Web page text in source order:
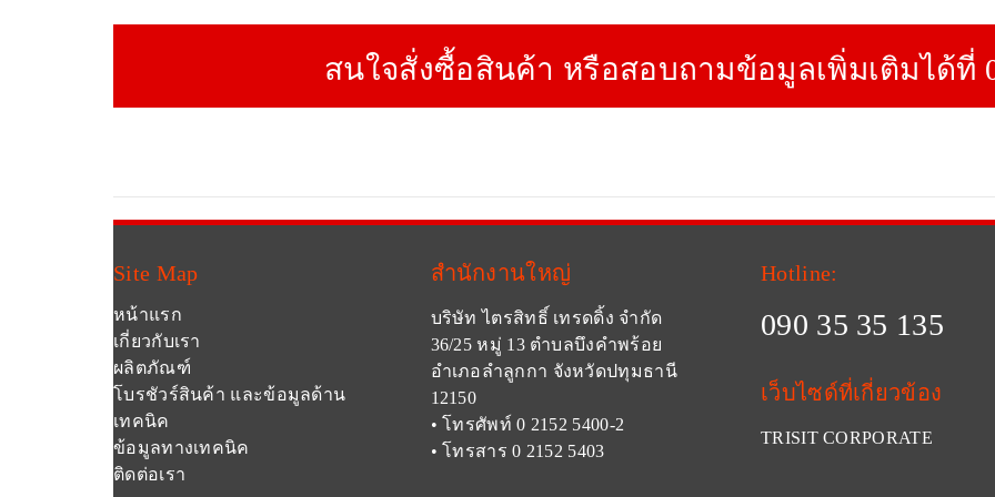
สนใจสั่งซื้อสินค้า หรือสอบถามข้อมูลเพิ่มเติมได้ที่
Site Map
หน้าแรก
เกี่ยวกับเรา
ผลิตภัณฑ์
โบรชัวร์สินค้า และข้อมูลด้าน
เทคนิค
ข้อมูลทางเทคนิค
ติดต่อเรา
สำนักงานใหญ่
บริษัท ไตรสิทธิ์ เทรดดิ้ง จำกัด
36/25 หมู่ 13 ตำบลบึงคำพร้อย
อำเภอลำลูกกา จังหวัดปทุมธานี
12150
• โทรศัพท์ 0 2152 5400-2
• โทรสาร 0 2152 5403
Hotline:
090 35 35 135
เว็บไซด์ที่เกี่ยวข้อง
TRISIT CORPORATE